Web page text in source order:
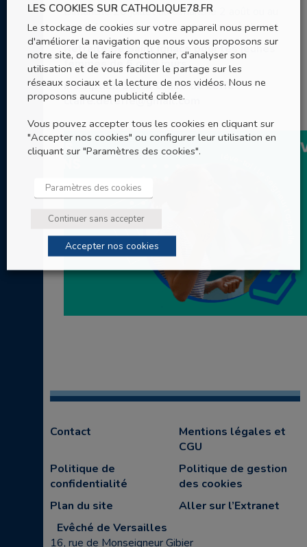
Dimanche 26 juillet au dimanche 2 août ou au
mardi 4 août(plusieurs programmes à choisir)
Retraite de Saint Ignace pour les jeunes
femmes de 6 ou 9 jours.
Inscription Soeur Claire de Leffe :
claire.deleffe@gmail.com
Contact
Mentions légales et
CGU
Politique de
confidentialité
Politique de gestion
des cookies
Plan du site
Aller sur l’Extranet
Evêché de Versailles
16, rue de Monseigneur Gibier
LES COOKIES SUR CATHOLIQUE78.FR
Le stockage de cookies sur votre appareil nous permet
d'améliorer la navigation que nous vous proposons sur
notre site, de le faire fonctionner, d'analyser son
utilisation et de vous faciliter le partage sur les
réseaux sociaux et la lecture de nos vidéos. Nous ne
proposons aucune publicité ciblée.
Vous pouvez accepter tous les cookies en cliquant sur
"Accepter nos cookies" ou configurer leur utilisation en
cliquant sur "Paramètres des cookies".
Paramètres des cookies
Continuer sans accepter
Accepter nos cookies